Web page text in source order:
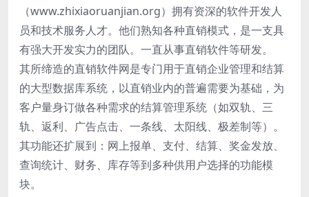
（www.zhixiaoruanjian.org）拥有资深的软件开发人
员和技术服务人才。他们熟知各种直销模式，是一支具
有强大开发实力的团队。一直从事直销软件等研发。
其所缔造的直销软件网是专门用于直销企业管理和结算
的大型数据库系统，以直销业内的普遍需要为基础，为
客户量身订做各种需求的结算管理系统（如双轨、三
轨、返利、广告点击、一条线、太阳线、极差制等）。
其功能还扩展到：网上报单、支付、结算、奖金发放、
查询统计、财务、库存等到多种供用户选择的功能模
块。